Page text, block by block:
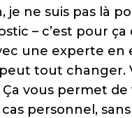
je ne suis pas là
– c’est pour ça
une experte en
tout changer.
Ça vous permet de
personnel, sans